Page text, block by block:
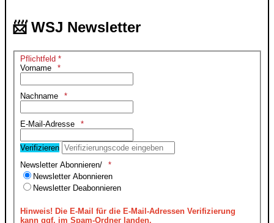
📨 WSJ Newsletter
Pflichtfeld *
Vorname
Nachname
E-Mail-Adresse
Verifizieren
Newsletter Abonnieren/
Newsletter Abonnieren
Newsletter Deabonnieren
Hinweis! Die E-Mail für die E-Mail-Adressen Verifizierung
kann ggf. im Spam-Ordner landen.